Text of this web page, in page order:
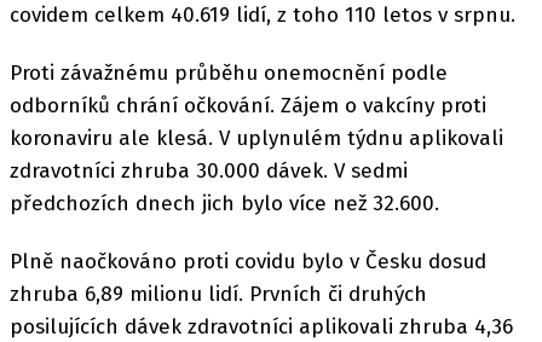
covidem celkem 40.619 lidí, z toho 110 letos v srpnu.
Proti závažnému průběhu onemocnění podle
odborníků chrání očkování. Zájem o vakcíny proti
koronaviru ale klesá. V uplynulém týdnu aplikovali
zdravotníci zhruba 30.000 dávek. V sedmi
předchozích dnech jich bylo více než 32.600.
Plně naočkováno proti covidu bylo v Česku dosud
zhruba 6,89 milionu lidí. Prvních či druhých
posilujících dávek zdravotníci aplikovali zhruba 4,36